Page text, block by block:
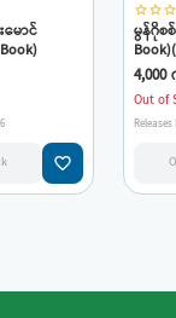
မောင်
favorite_border
star_borderstar_borderstar_border
မွန်ဂိုစ
မောင်
4,000
Out of
Releases